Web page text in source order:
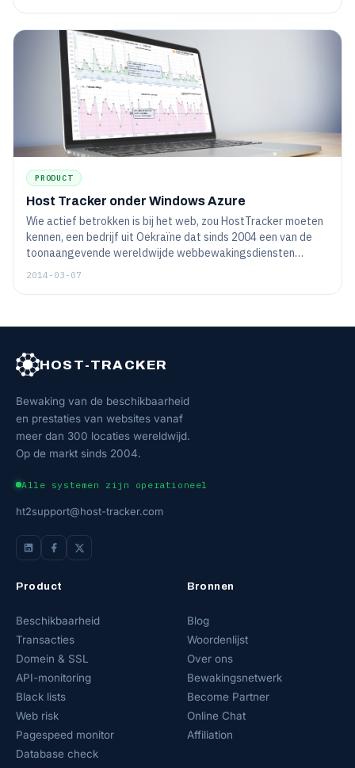
Het detecteert site drops, analyseert het probleem en stuurt
een waarschuwing naar de beheerder of resource
management...
PRODUCT
Host Tracker onder Windows Azure
Wie actief betrokken is bij het web, zou HostTracker moeten
kennen, een bedrijf uit Oekraïne dat sinds 2004 een van de
toonaangevende wereldwijde webbewakingsdiensten
ondersteunt. Het doel is om de gezondheid en
2014-03-07
HOST-TRACKER
Bewaking van de beschikbaarheid
en prestaties van websites vanaf
meer dan 300 locaties wereldwijd.
Op de markt sinds 2004.
Alle systemen zijn operationeel
ht2support@host-tracker.com
Product
Beschikbaarheid
Transacties
Domein & SSL
API-monitoring
Black lists
Web risk
Pagespeed monitor
Database check
Bronnen
Blog
Woordenlijst
Over ons
Bewakingsnetwerk
Become Partner
Online Chat
Affiliation